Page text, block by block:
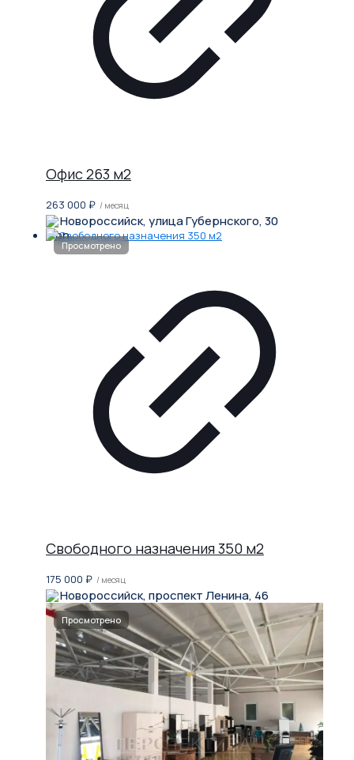
Офис 263 м2
263 000 ₽ / месяц
Новороссийск, улица Губернского, 30
Свободного назначения 350 м2
175 000 ₽ / месяц
Новороссийск, проспект Ленина, 46